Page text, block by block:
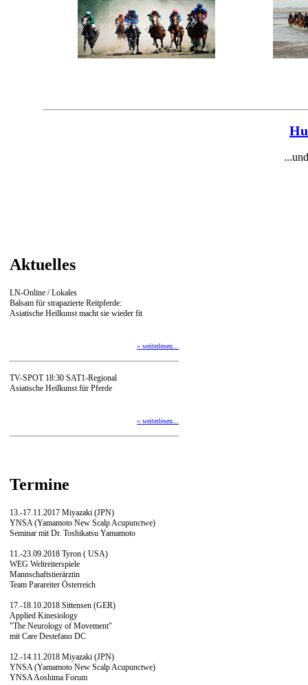
Aktuelles
LN-Online / Lokales
Balsam für strapazierte Reitpferde:
Asiatische Heilkunst macht sie wieder fit
» weiterlesen...
TV-SPOT 18:30 SAT1-Regional
Asiatische Heilkunst für Pferde
» weiterlesen...
Termine
13.-17.11.2017 Miyazaki (JPN)
YNSA (Yamamoto New Scalp Acupunctwe)
Seminar mit Dr. Toshikatsu Yamamoto
11.-23.09.2018 Tyron ( USA)
WEG Weltreiterspiele
Mannschaftstierärztin
Team Parareiter Österreich
17.-18.10.2018 Sittensen (GER)
Applied Kinesiology
"The Neurology of Movement"
mit Care Destefano DC
12.-14.11.2018 Miyazaki (JPN)
YNSA (Yamamoto New Scalp Acupunctwe)
YNSA Aoshima Forum